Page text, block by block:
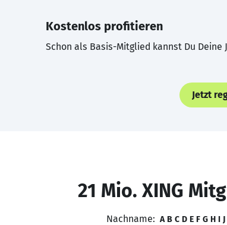
Kostenlos profitieren
Schon als Basis-Mitglied kannst Du
Jetzt
21 Mio. XING
Nachname: A B C D E F G H I J